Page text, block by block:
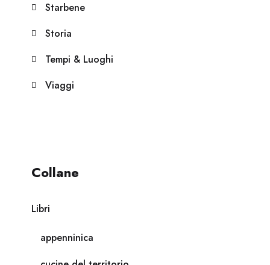
Starbene
Storia
Tempi & Luoghi
Viaggi
Collane
Libri
appenninica